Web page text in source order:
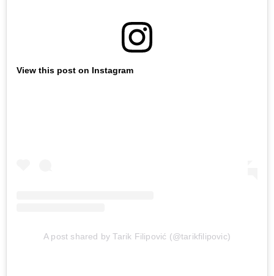
View this post on Instagram
A post shared by Tarik Filipović (@tarikfilipovic)